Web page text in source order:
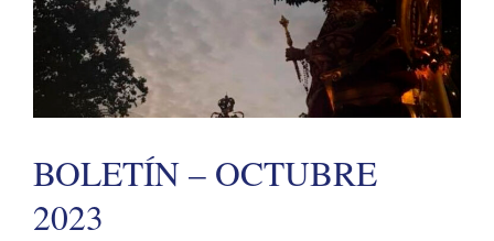
BOLETÍN – OCTUBRE
2023